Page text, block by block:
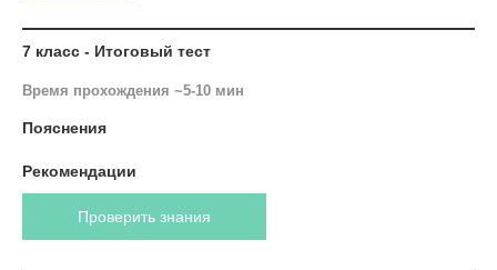
7 класс - Итоговый тест
Время прохождения ~5-10 мин
Пояснения
Рекомендации
Проверить знания